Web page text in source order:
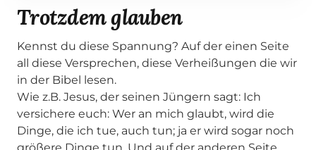
Trotzdem glauben
Kennst du diese Spannung? Auf der einen Seite
all diese Versprechen, diese Verheißungen die wir
in der Bibel lesen.
Wie z.B. Jesus, der seinen Jüngern sagt: Ich
versichere euch: Wer an mich glaubt, wird die
Dinge, die ich tue, auch tun; ja er wird sogar noch